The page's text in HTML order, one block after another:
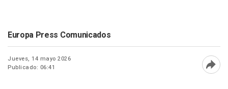
Europa Press Comunicados
Jueves, 14 mayo 2026
Publicado: 06:41